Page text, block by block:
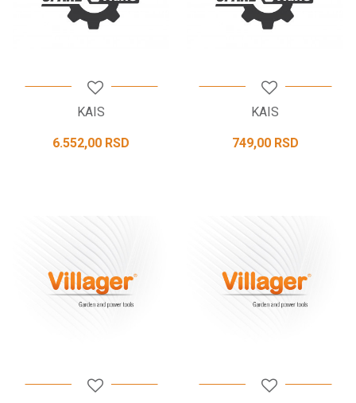
KAIS
6.552,00 RSD
KAIS
749,00 RSD